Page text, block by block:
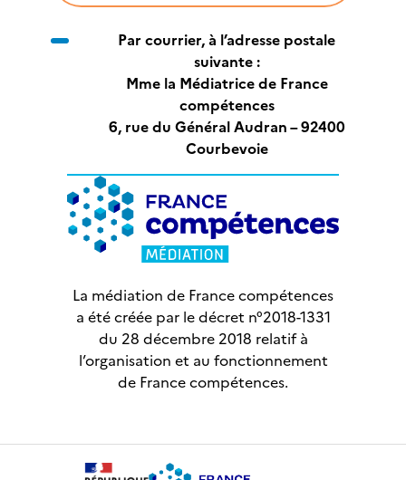
Par courrier, à l’adresse postale
suivante :
Mme la Médiatrice de France
compétences
6, rue du Général Audran – 92400
Courbevoie
La médiation de France compétences
a été créée par le décret n°2018-1331
du 28 décembre 2018 relatif à
l’organisation et au fonctionnement
de France compétences.